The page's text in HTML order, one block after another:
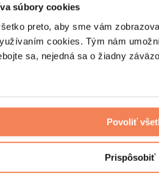
súbory cookies
preto, aby sme vám
cookies. Tým nám
sa, nejedná sa o žiadny
Povoliť
Prispôsobiť